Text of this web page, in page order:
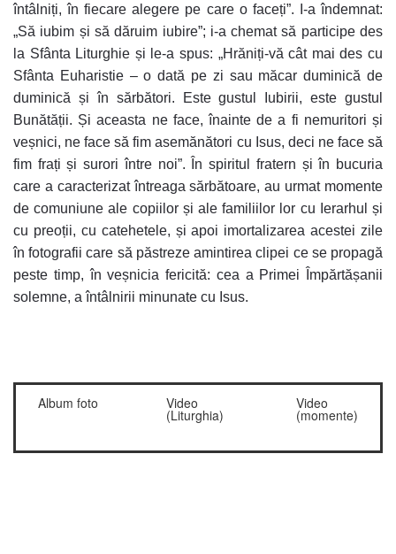
întâlniți, în fiecare alegere pe care o faceți”. I-a îndemnat:
„Să iubim și să dăruim iubire”; i-a chemat să participe des
la Sfânta Liturghie și le-a spus: „Hrăniți-vă cât mai des cu
Sfânta Euharistie – o dată pe zi sau măcar duminică de
duminică și în sărbători. Este gustul Iubirii, este gustul
Bunătății. Și aceasta ne face, înainte de a fi nemuritori și
veșnici, ne face să fim asemănători cu Isus, deci ne face să
fim frați și surori între noi”. În spiritul fratern și în bucuria
care a caracterizat întreaga sărbătoare, au urmat momente
de comuniune ale copiilor și ale familiilor lor cu Ierarhul și
cu preoții, cu catehetele, și apoi imortalizarea acestei zile
în fotografii care să păstreze amintirea clipei ce se propagă
peste timp, în veșnicia fericită: cea a Primei Împărtășanii
solemne, a întâlnirii minunate cu Isus.
Album foto Video
(Liturghia)
Video
(momente)